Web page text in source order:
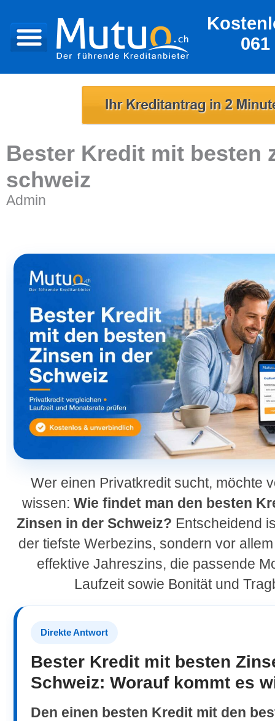
061
Bester Kredit mit besten
schweiz
Admin
Wer einen Privatkredit sucht, möchte
wissen: Wie findet man den besten
Zinsen in der Schweiz? Entscheidend
der tiefste Werbezins, sondern vor
effektive Jahreszins, die passende
Laufzeit sowie Bonität und
Direkte Antwort
Bester Kredit mit besten
Schweiz: Worauf kommt es
Den einen besten Kredit mit den